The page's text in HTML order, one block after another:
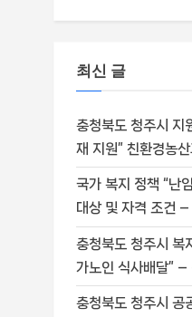
최신 글
충청북도 청주시 지
재 지원” 친환경농
국가 복지 정책 “난
대상 및 자격 조건 –
충청북도 청주시 복
가노인 식사배달” –
충청북도 청주시 공